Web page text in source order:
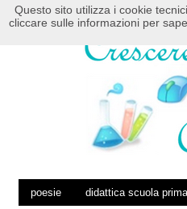
HOME POSTS RSS
poesie didattica scuola
Questo sito utilizza i cookie
cliccare sulle informazioni per